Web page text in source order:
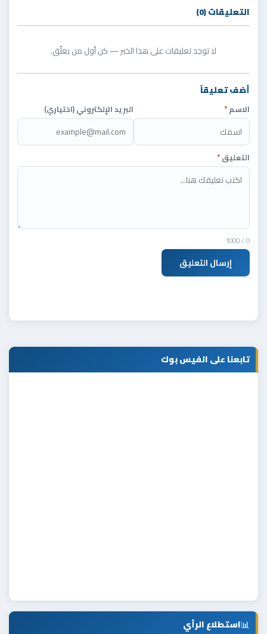
التعليقات (0)
لا توجد تعليقات على هذا الخبر — كن أول من يعلّق.
أضف تعليقاً
الاسم* البريد الإلكتروني (اختياري)
التعليق*
0
/ 1000
إرسال التعليق
تابعنا على الفيس بوك
📊استطلاع الرأي